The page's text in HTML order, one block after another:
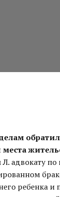
адвокату
ребенка и